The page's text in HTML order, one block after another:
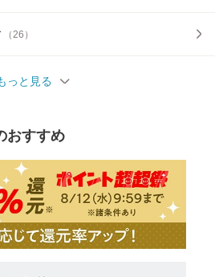
（26 ）
っと見る
おすすめ